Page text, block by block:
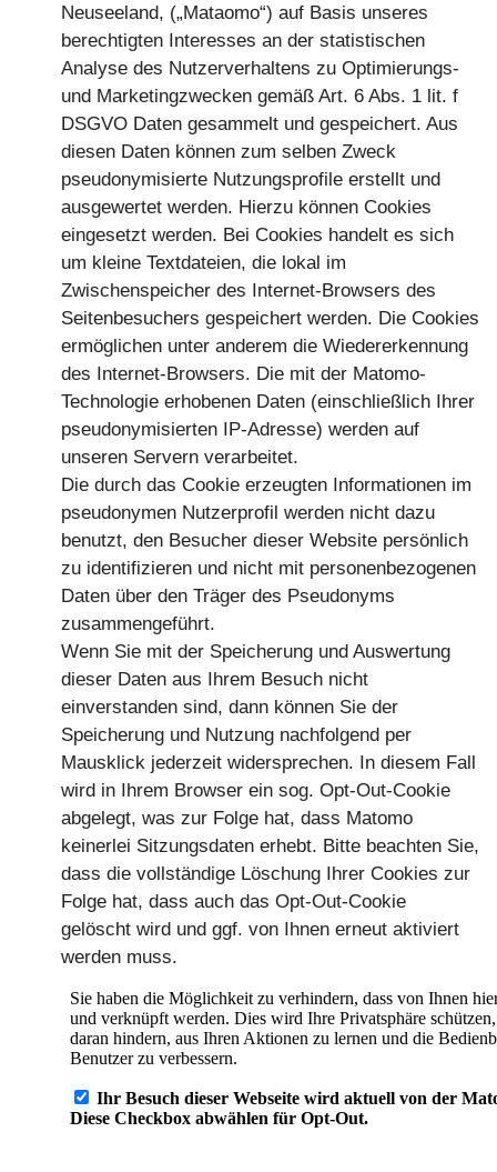
Neuseeland, („Mataomo“) auf Basis unseres
berechtigten Interesses an der statistischen
Analyse des Nutzerverhaltens zu Optimierungs-
und Marketingzwecken gemäß Art. 6 Abs. 1 lit. f
DSGVO Daten gesammelt und gespeichert. Aus
diesen Daten können zum selben Zweck
pseudonymisierte Nutzungsprofile erstellt und
ausgewertet werden. Hierzu können Cookies
eingesetzt werden. Bei Cookies handelt es sich
um kleine Textdateien, die lokal im
Zwischenspeicher des Internet-Browsers des
Seitenbesuchers gespeichert werden. Die Cookies
ermöglichen unter anderem die Wiedererkennung
des Internet-Browsers. Die mit der Matomo-
Technologie erhobenen Daten (einschließlich Ihrer
pseudonymisierten IP-Adresse) werden auf
unseren Servern verarbeitet.
Die durch das Cookie erzeugten Informationen im
pseudonymen Nutzerprofil werden nicht dazu
benutzt, den Besucher dieser Website persönlich
zu identifizieren und nicht mit personenbezogenen
Daten über den Träger des Pseudonyms
zusammengeführt.
Wenn Sie mit der Speicherung und Auswertung
dieser Daten aus Ihrem Besuch nicht
einverstanden sind, dann können Sie der
Speicherung und Nutzung nachfolgend per
Mausklick jederzeit widersprechen. In diesem Fall
wird in Ihrem Browser ein sog. Opt-Out-Cookie
abgelegt, was zur Folge hat, dass Matomo
keinerlei Sitzungsdaten erhebt. Bitte beachten Sie,
dass die vollständige Löschung Ihrer Cookies zur
Folge hat, dass auch das Opt-Out-Cookie
gelöscht wird und ggf. von Ihnen erneut aktiviert
werden muss.